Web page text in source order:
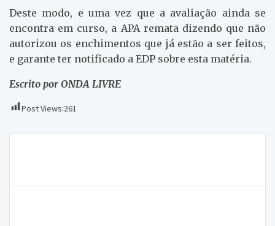
Deste modo, e uma vez que a avaliação ainda se
encontra em curso, a APA remata dizendo que não
autorizou os enchimentos que já estão a ser feitos,
e garante ter notificado a EDP sobre esta matéria.
Escrito por ONDA LIVRE
Post Views:261
artigos